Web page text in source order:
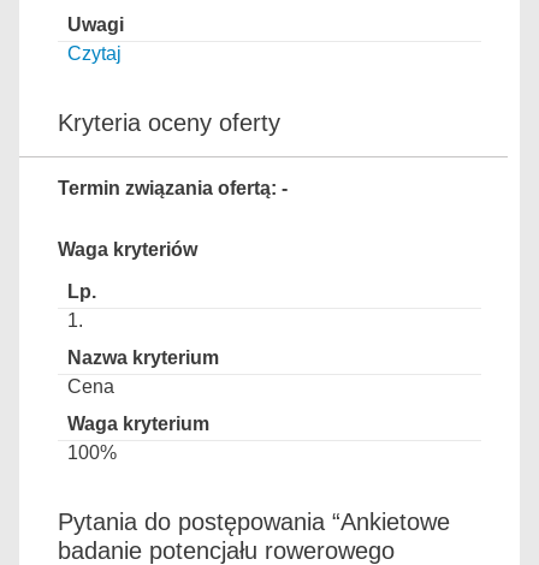
Czytaj
Kryteria oceny oferty
Termin związania ofertą: -
Waga kryteriów
1.
Cena
100%
Pytania do postępowania “Ankietowe
badanie potencjału rowerowego